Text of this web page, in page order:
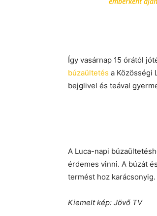
Így vasárnap 15 órától
búzaültetés a Közösségi
bejglivel és teával
A Luca-napi
érdemes vinni. A búzát
termést hoz karácsonyig.
Kiemelt kép: Jövő TV